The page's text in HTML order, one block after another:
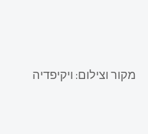
מקור וצילום: ויקיפדיה